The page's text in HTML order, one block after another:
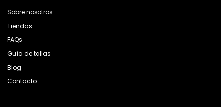
Sobre nosotros
Tiendas
FAQs
Guía de tallas
Blog
Contacto